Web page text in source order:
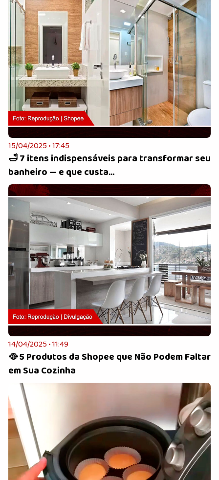
15/04/2025 • 17:45
🛁 7 itens indispensáveis para transformar seu
banheiro — e que custa...
14/04/2025 • 11:49
🥘 5 Produtos da Shopee que Não Podem Faltar
em Sua Cozinha